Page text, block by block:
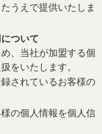
うえで提供いたしま
ついて
、当社が加盟する個
をいたします。
されているお客様の
の個人情報を個人信